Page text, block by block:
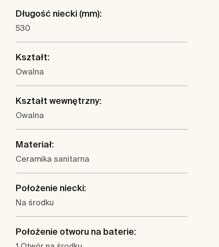
Długość niecki (mm):
530
Kształt:
Owalna
Kształt wewnętrzny:
Owalna
Materiał:
Ceramika sanitarna
Położenie niecki:
Na środku
Położenie otworu na baterie: